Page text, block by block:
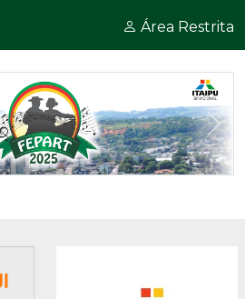
Área Restrita